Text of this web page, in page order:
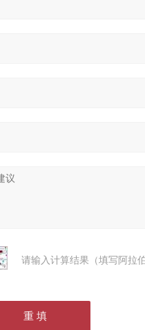
请输入计算结果（填写阿拉